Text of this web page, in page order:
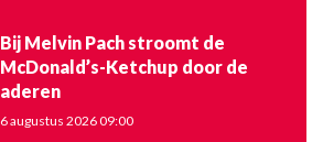
Bij Melvin Pach stroomt de
McDonald’s-Ketchup door de
aderen
6 augustus 2026 09:00